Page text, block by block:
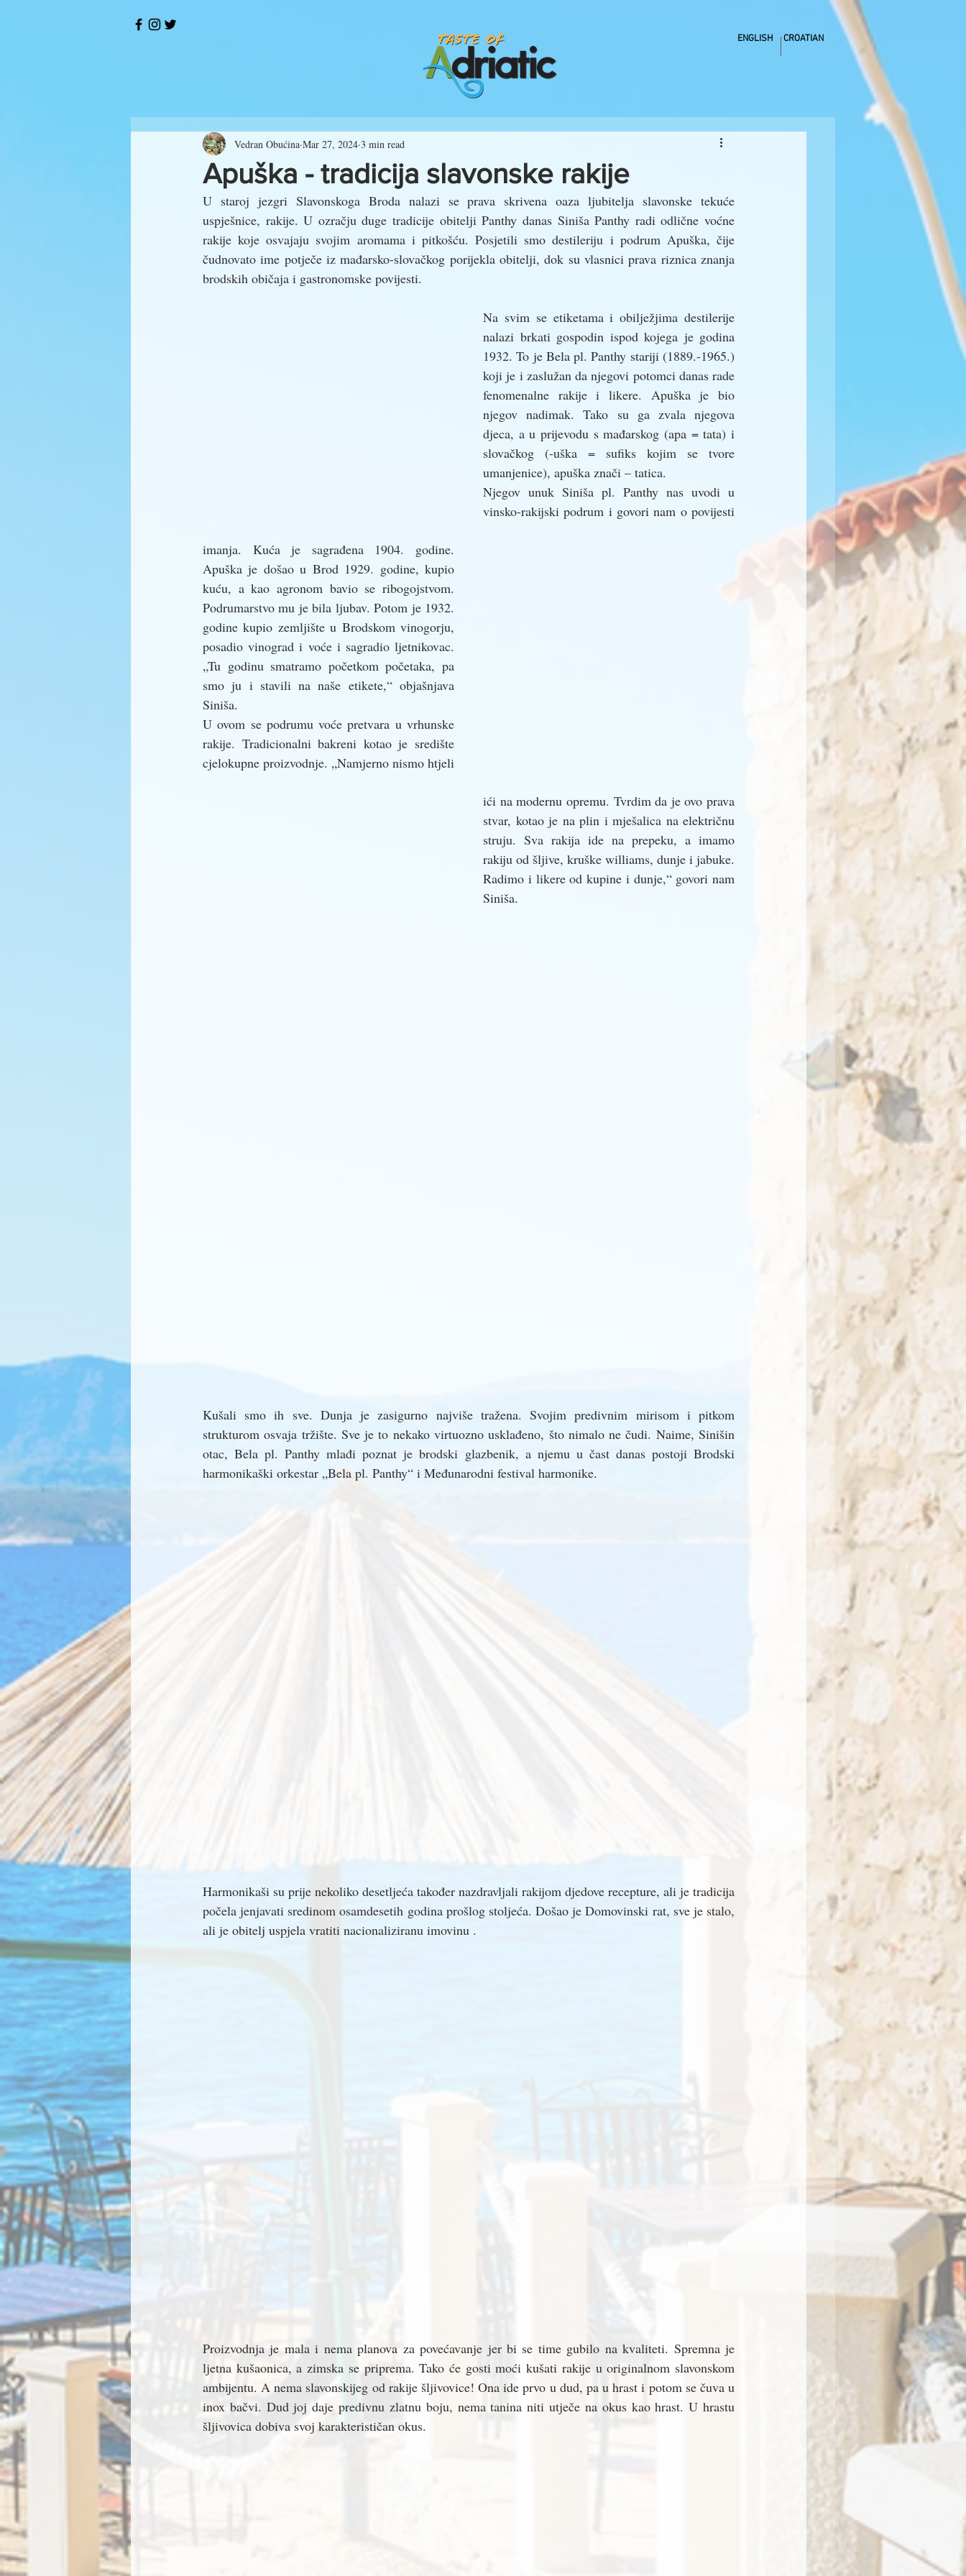
ENGLISH CROATIAN
Apuška - tradicija slavonske rakije
Vedran Obućina Mar 27, 2024 3 min read
U staroj jezgri Slavonskoga Broda nalazi se prava skrivena oaza ljubitelja slavonske tekuće
uspješnice, rakije. U ozračju duge tradicije obitelji Panthy danas Siniša Panthy radi odlične voćne
rakije koje osvajaju svojim aromama i pitkošću. Posjetili smo destileriju i podrum Apuška, čije
čudnovato ime potječe iz mađarsko-slovačkog porijekla obitelji, dok su vlasnici prava riznica znanja
brodskih običaja i gastronomske povijesti.
Na svim se etiketama i obilježjima destilerije
nalazi brkati gospodin ispod kojega je godina
1932. To je Bela pl. Panthy stariji (1889.-1965.)
koji je i zaslužan da njegovi potomci danas rade
fenomenalne rakije i likere. Apuška je bio
njegov nadimak. Tako su ga zvala njegova
djeca, a u prijevodu s mađarskog (apa = tata) i
slovačkog (-uška = sufiks kojim se tvore
umanjenice), apuška znači – tatica.
Njegov unuk Siniša pl. Panthy nas uvodi u
vinsko-rakijski podrum i govori nam o povijesti
imanja. Kuća je sagrađena 1904. godine.
Apuška je došao u Brod 1929. godine, kupio
kuću, a kao agronom bavio se ribogojstvom.
Podrumarstvo mu je bila ljubav. Potom je 1932.
godine kupio zemljište u Brodskom vinogorju,
posadio vinograd i voće i sagradio ljetnikovac.
„Tu godinu smatramo početkom početaka, pa
smo ju i stavili na naše etikete,“ objašnjava
Siniša.
U ovom se podrumu voće pretvara u vrhunske
rakije. Tradicionalni bakreni kotao je središte
cjelokupne proizvodnje. „Namjerno nismo htjeli
ići na modernu opremu. Tvrdim da je ovo prava
stvar, kotao je na plin i mješalica na električnu
struju. Sva rakija ide na prepeku, a imamo
rakiju od šljive, kruške williams, dunje i jabuke.
Radimo i likere od kupine i dunje,“ govori nam
Siniša.
Kušali smo ih sve. Dunja je zasigurno najviše tražena. Svojim predivnim mirisom i pitkom
strukturom osvaja tržište. Sve je to nekako virtuozno usklađeno, što nimalo ne čudi. Naime, Sinišin
otac, Bela pl. Panthy mlađi poznat je brodski glazbenik, a njemu u čast danas postoji Brodski
harmonikaški orkestar „Bela pl. Panthy“ i Međunarodni festival harmonike.
Harmonikaši su prije nekoliko desetljeća također nazdravljali rakijom djedove recepture, ali je tradicija
počela jenjavati sredinom osamdesetih godina prošlog stoljeća. Došao je Domovinski rat, sve je stalo,
ali je obitelj uspjela vratiti nacionaliziranu imovinu .
Proizvodnja je mala i nema planova za povećavanje jer bi se time gubilo na kvaliteti. Spremna je
ljetna kušaonica, a zimska se priprema. Tako će gosti moći kušati rakije u originalnom slavonskom
ambijentu. A nema slavonskijeg od rakije šljivovice! Ona ide prvo u dud, pa u hrast i potom se čuva u
inox bačvi. Dud joj daje predivnu zlatnu boju, nema tanina niti utječe na okus kao hrast. U hrastu
šljivovica dobiva svoj karakterističan okus.